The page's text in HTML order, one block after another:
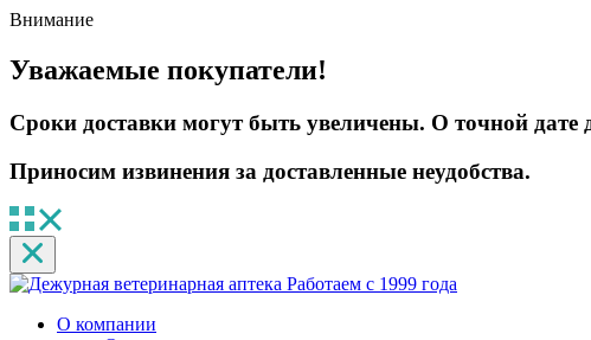
Внимание
Уважаемые покупатели!
Сроки доставки могут быть увеличены. О точной дате
Приносим извинения за доставленные неудобства.
Работаем с 1999 года
О компании